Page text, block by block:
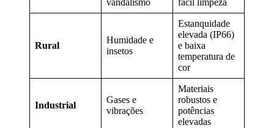
vandalismo fácil limpeza
Rural
Humidade e
insetos
Estanquidade
elevada (IP66)
e baixa
temperatura de
cor
Industrial
Gases e
vibrações
Materiais
robustos e
potências
elevadas